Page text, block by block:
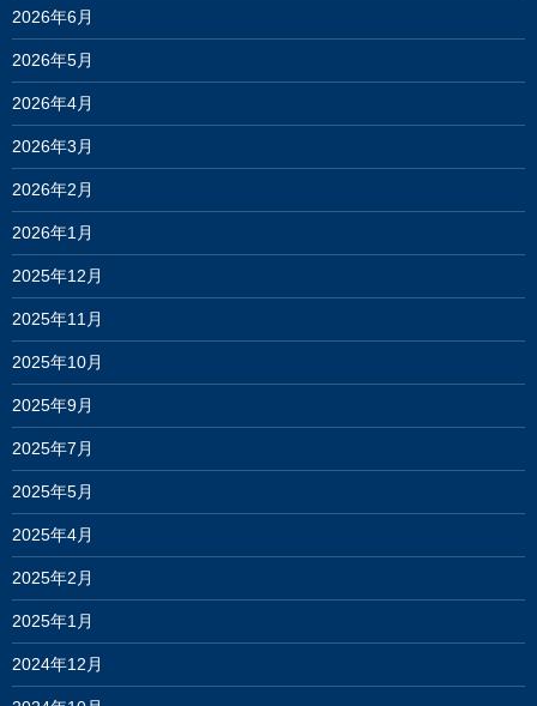
2026年6月
2026年5月
2026年4月
2026年3月
2026年2月
2026年1月
2025年12月
2025年11月
2025年10月
2025年9月
2025年7月
2025年5月
2025年4月
2025年2月
2025年1月
2024年12月